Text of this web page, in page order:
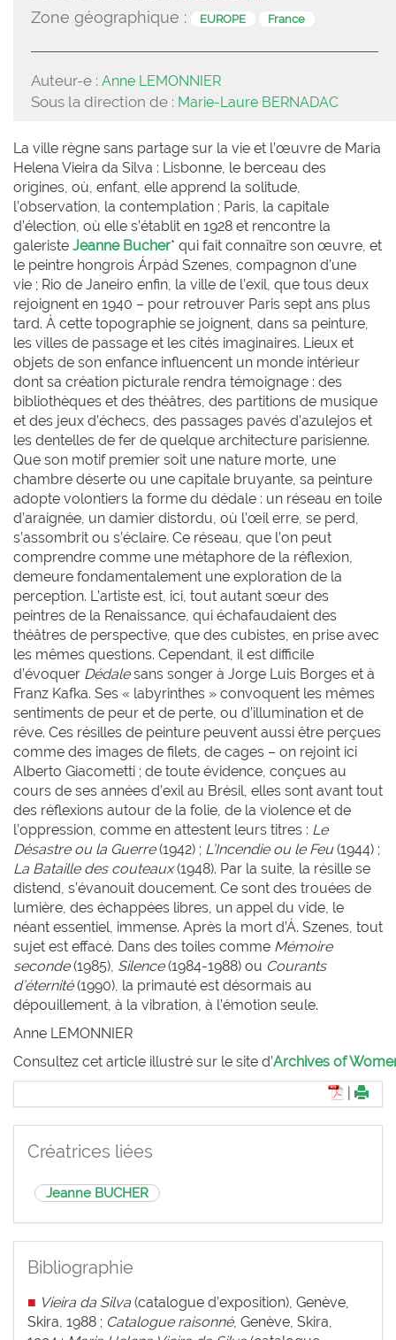
Zone géographique : EUROPE France
Auteur-e : Anne LEMONNIER
Sous la direction de : Marie-Laure BERNADAC
La ville règne sans partage sur la vie et l’œuvre de Maria
Helena Vieira da Silva : Lisbonne, le berceau des
origines, où, enfant, elle apprend la solitude,
l’observation, la contemplation ; Paris, la capitale
d’élection, où elle s’établit en 1928 et rencontre la
galeriste Jeanne Bucher* qui fait connaître son œuvre, et
le peintre hongrois Árpád Szenes, compagnon d’une
vie ; Rio de Janeiro enfin, la ville de l’exil, que tous deux
rejoignent en 1940 – pour retrouver Paris sept ans plus
tard. À cette topographie se joignent, dans sa peinture,
les villes de passage et les cités imaginaires. Lieux et
objets de son enfance influencent un monde intérieur
dont sa création picturale rendra témoignage : des
bibliothèques et des théâtres, des partitions de musique
et des jeux d’échecs, des passages pavés d’azulejos et
les dentelles de fer de quelque architecture parisienne.
Que son motif premier soit une nature morte, une
chambre déserte ou une capitale bruyante, sa peinture
adopte volontiers la forme du dédale : un réseau en toile
d’araignée, un damier distordu, où l’œil erre, se perd,
s’assombrit ou s’éclaire. Ce réseau, que l’on peut
comprendre comme une métaphore de la réflexion,
demeure fondamentalement une exploration de la
perception. L’artiste est, ici, tout autant sœur des
peintres de la Renaissance, qui échafaudaient des
théâtres de perspective, que des cubistes, en prise avec
les mêmes questions. Cependant, il est difficile
d’évoquer Dédalesans songer à Jorge Luis Borges et à
Franz Kafka. Ses « labyrinthes » convoquent les mêmes
sentiments de peur et de perte, ou d’illumination et de
rêve. Ces résilles de peinture peuvent aussi être perçues
comme des images de filets, de cages – on rejoint ici
Alberto Giacometti ; de toute évidence, conçues au
cours de ses années d’exil au Brésil, elles sont avant tout
des réflexions autour de la folie, de la violence et de
l’oppression, comme en attestent leurs titres : Le
Désastre ou la Guerre(1942) ; L’Incendie ou le Feu (1944) ;
La Bataille des couteaux(1948). Par la suite, la résille se
distend, s’évanouit doucement. Ce sont des trouées de
lumière, des échappées libres, un appel du vide, le
néant essentiel, immense. Après la mort d’Á. Szenes, tout
sujet est effacé. Dans des toiles comme Mémoire
seconde(1985), Silence(1984-1988) ou Courants
d’éternité(1990), la primauté est désormais au
dépouillement, à la vibration, à l’émotion seule.
Anne LEMONNIER
Consultez cet article illustré sur le site d’Archives of
Créatrices liées
Jeanne BUCHER
Bibliographie
■ Vieira da Silva (catalogue d’exposition), Genève,
Skira, 1988 ; Catalogue raisonné, Genève, Skira,